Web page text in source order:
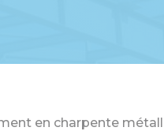
en charpente